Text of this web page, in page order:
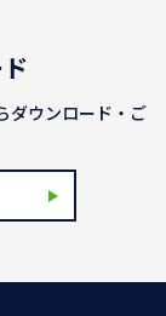
ダウンロード・ご